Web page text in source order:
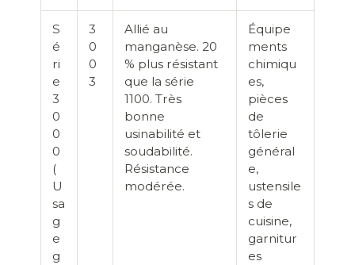
S
é
ri
e
3
0
0
0
(
U
sa
g
e
g
3
0
0
3
Allié au
manganèse. 20
% plus résistant
que la série
1100. Très
bonne
usinabilité et
soudabilité.
Résistance
modérée.
Équipe
ments
chimiqu
es,
pièces
de
tôlerie
général
e,
ustensile
s de
cuisine,
garnitur
es